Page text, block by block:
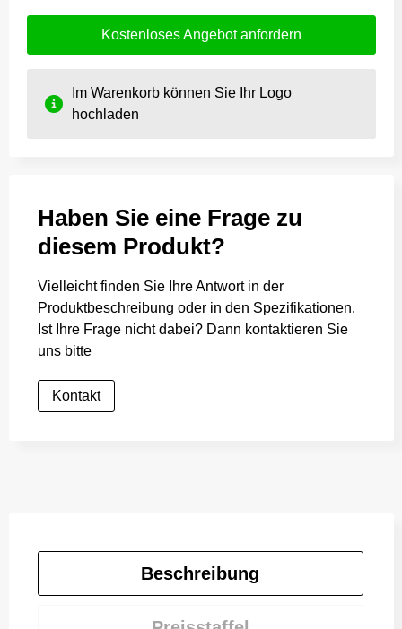
Kostenloses Angebot anfordern
Im Warenkorb können Sie Ihr Logo
hochladen
Haben Sie eine Frage zu
diesem Produkt?
Vielleicht finden Sie Ihre Antwort in der
Produktbeschreibung oder in den Spezifikationen.
Ist Ihre Frage nicht dabei? Dann kontaktieren Sie
uns bitte
Kontakt
Beschreibung